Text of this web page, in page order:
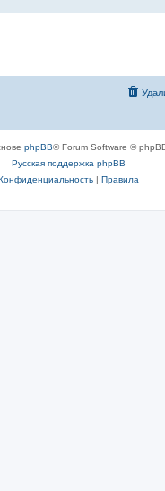
phpBB® Forum Software ©
Русская поддержка phpBB
| Правила